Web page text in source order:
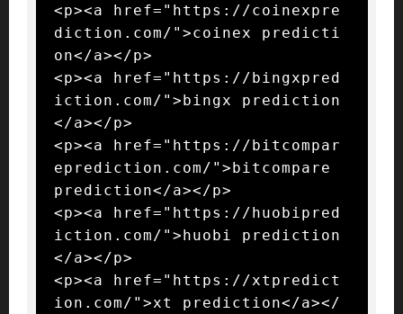
<p><a href="https://coinexpre
diction.com/">coinex predicti
on</a></p>
<p><a href="https://bingxpred
iction.com/">bingx prediction
</a></p>
<p><a href="https://bitcompar
eprediction.com/">bitcompare
prediction</a></p>
<p><a href="https://huobipred
iction.com/">huobi prediction
</a></p>
<p><a href="https://xtpredict
ion.com/">xt prediction</a></